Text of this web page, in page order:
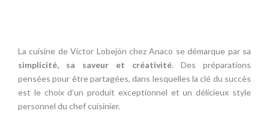
La cuisine de Victor Lobejón chez Anaco se démarque par sa
simplicité, sa saveur et créativité. Des préparations
pensées pour être partagées, dans lesquelles la clé du succès
est le choix d’un produit exceptionnel et un délicieux style
personnel du chef cuisinier.